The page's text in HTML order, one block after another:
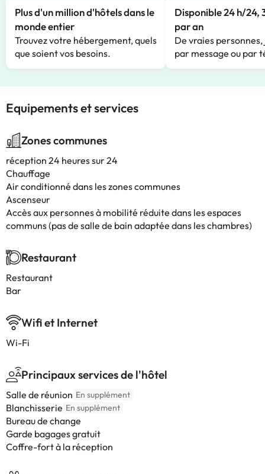
Plus d'un million d'hôtels dans le
monde entier
Trouvez votre hébergement, quels
que soient vos besoins.
Disponible 24 h/24,
par an
De vraies
par message ou par
Equipements et services
Zones communes
réception 24 heures sur 24
Chauffage
Air conditionné dans les zones communes
Ascenseur
Accès aux personnes à mobilité réduite dans les espaces
communs (pas de salle de bain adaptée dans les chambres)
Restaurant
Restaurant
Bar
Wifi et Internet
Wi-Fi
Principaux services de l'hôtel
Salle de réunion En supplément
Blanchisserie En supplément
Bureau de change
Garde bagages gratuit
Coffre-fort à la réception